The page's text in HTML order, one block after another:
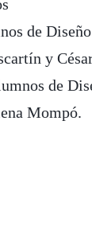
de
y
de
Mompó.